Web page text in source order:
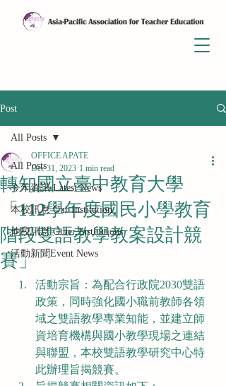
Post
All Posts
今年資訊 Latest News
本校訊息 Our Institution
他校訊息 Other Institutions
活動新聞Event News
All Posts
轉知國立臺中教育大學
「112學年度國民小學教育
階段雙語教學教案設計競
賽」
OFFICE APATE
Dec 31, 2023 1 min read
活動宗旨：為配合行政院2030雙語
政策，同時強化國小職前教師各領
域之雙語教學專業知能，並建立師
資培育機構與國小教學現場之連結
與聯盟，本校雙語教學研究中心特
此辦理旨揭競賽。